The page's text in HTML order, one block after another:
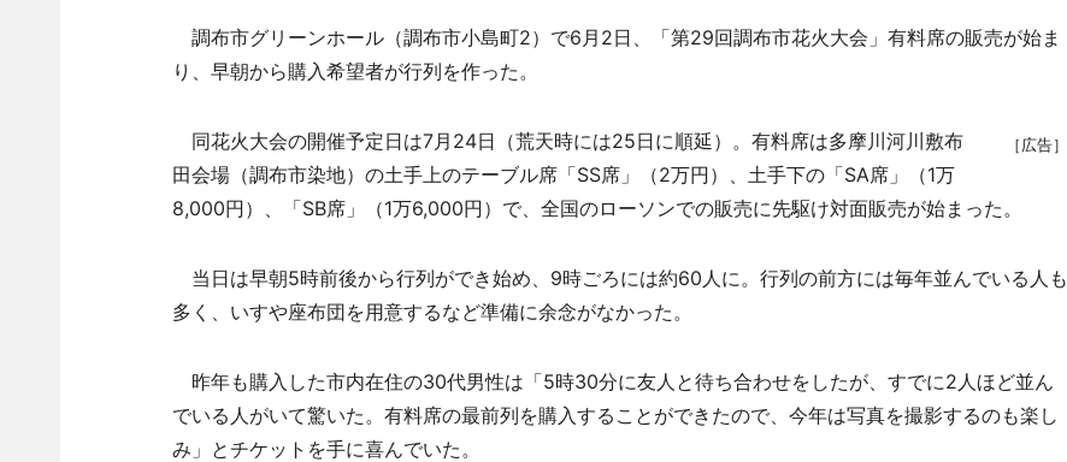
調布市グリーンホール（調布市小島町2）で6月2日、「第29回調布市花火大会」有料席の販売が始ま
り、早朝から購入希望者が行列を作った。
［広告］
同花火大会の開催予定日は7月24日（荒天時には25日に順延）。有料席は多摩川河川敷布
田会場（調布市染地）の土手上のテーブル席「SS席」（2万円）、土手下の「SA席」（1万
8,000円）、「SB席」（1万6,000円）で、全国のローソンでの販売に先駆け対面販売が始まった。
当日は早朝5時前後から行列ができ始め、9時ごろには約60人に。行列の前方には毎年並んでいる人も
多く、いすや座布団を用意するなど準備に余念がなかった。
昨年も購入した市内在住の30代男性は「5時30分に友人と待ち合わせをしたが、すでに2人ほど並ん
でいる人がいて驚いた。有料席の最前列を購入することができたので、今年は写真を撮影するのも楽し
み」とチケットを手に喜んでいた。